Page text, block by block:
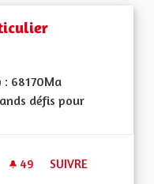
68170Ma
défis pour
49 49 ABONNÉS
SUIVRE